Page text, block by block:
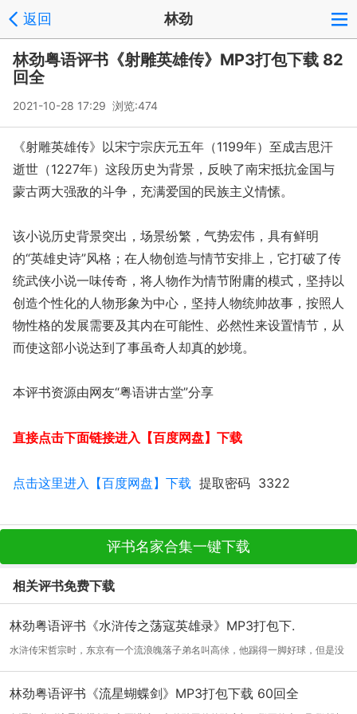
返回 林劲
林劲粤语评书《射雕英雄传》MP3打包下载 82
回全
2021-10-28 17:29 浏览:474
《射雕英雄传》以宋宁宗庆元五年（1199年）至成吉思汗
逝世（1227年）这段历史为背景，反映了南宋抵抗金国与
蒙古两大强敌的斗争，充满爱国的民族主义情愫。
该小说历史背景突出，场景纷繁，气势宏伟，具有鲜明
的“英雄史诗”风格；在人物创造与情节安排上，它打破了传
统武侠小说一味传奇，将人物作为情节附庸的模式，坚持以
创造个性化的人物形象为中心，坚持人物统帅故事，按照人
物性格的发展需要及其内在可能性、必然性来设置情节，从
而使这部小说达到了事虽奇人却真的妙境。
本评书资源由网友“粤语讲古堂”分享
直接点击下面链接进入【百度网盘】下载
点击这里进入【百度网盘】下载 提取密码 3322
评书名家合集一键下载
相关评书免费下载
林劲粤语评书《水浒传之荡寇英雄录》MP3打包下.
水浒传宋哲宗时，东京有一个流浪魄落子弟名叫高俅，他踢得一脚好球，但是没
有其他...[详细]
林劲粤语评书《流星蝴蝶剑》MP3打包下载 60回全